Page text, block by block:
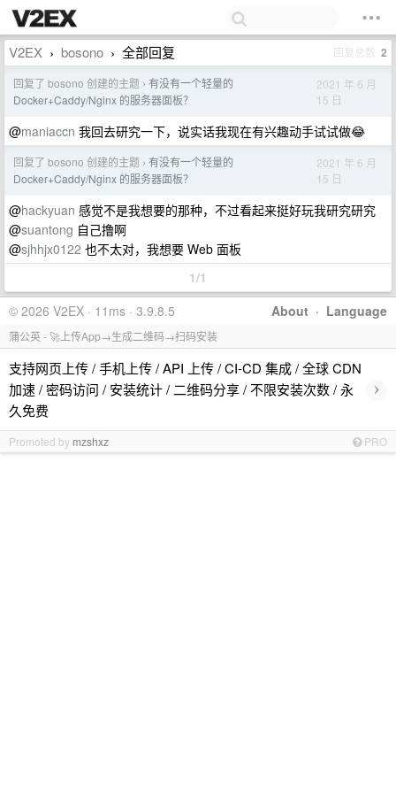
V2EX › bosono › 全部回复 回复总数 2
回复了 bosono 创建的主题 › 有没有一个轻量的
Docker+Caddy/Nginx 的服务器面板？
2021 年 6 月
15 日
@maniaccn 我回去研究一下，说实话我现在有兴趣动手试试做😂
回复了 bosono 创建的主题 › 有没有一个轻量的
Docker+Caddy/Nginx 的服务器面板？
2021 年 6 月
15 日
@hackyuan 感觉不是我想要的那种，不过看起来挺好玩我研究研究
@suantong 自己撸啊
@sjhhjx0122 也不太对，我想要 Web 面板
1/1
About · Language
© 2026 V2EX · 11ms · 3.9.8.5
蒲公英 - 🚀上传App→生成二维码→扫码安装
支持网页上传 / 手机上传 / API 上传 / CI-CD 集成 / 全球 CDN
加速 / 密码访问 / 安装统计 / 二维码分享 / 不限安装次数 / 永
久免费
›
Promoted by mzshxz PRO